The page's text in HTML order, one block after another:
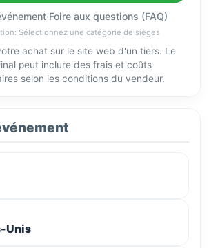
·Foire aux questions (FAQ)
Sélectionnez une catégorie de sièges
achat sur le site web d'un tiers. Le
peut inclure des frais et coûts
selon les conditions du vendeur.
Unis